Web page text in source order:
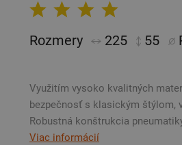
Rozmery 225 55
Využitím vysoko kvalitných
bezpečnosť s klasickým štýlom,
Robustná konštrukcia
Viac informácií